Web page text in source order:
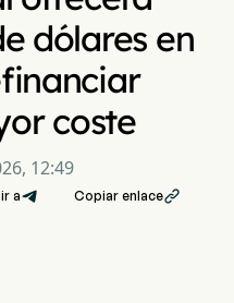
dólares en
coste
12:49
a Copiar enlace